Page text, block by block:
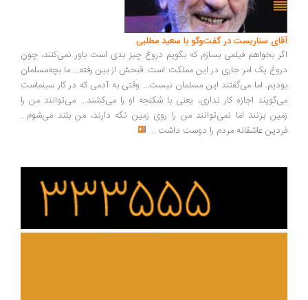
سناریست در گفت‌وگو با سعید مطلبی
بخواهم فیلمی بسازم که بگویم دروغ چیز بدی است باور نمی‌کنند، چون
یک امر جاری در این مملکت است. قبحش از بین رفته... ما بچه‌مسلمان
اما می‌گفتند این مسلمان نیست... وقتی به آدمی که در کار سینماست
اجازه کار نداری، یعنی با شکنجه او را می‌کشند... می‌توانند من را
بزنند اما نمی‌توانند من را روی زمین نگه دارند، من بلند می‌شوم...
عاشقانه مردم را دوست داشت ...